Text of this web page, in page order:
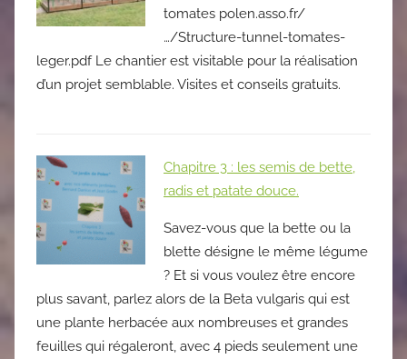
tomates polen.asso.fr/
…/Structure-tunnel-tomates-
leger.pdf Le chantier est visitable pour la réalisation
d’un projet semblable. Visites et conseils gratuits.
Chapitre 3 : les semis de bette,
radis et patate douce.
Savez-vous que la bette ou la
blette désigne le même légume
? Et si vous voulez être encore
plus savant, parlez alors de la Beta vulgaris qui est
une plante herbacée aux nombreuses et grandes
feuilles qui régaleront, avec 4 pieds seulement une